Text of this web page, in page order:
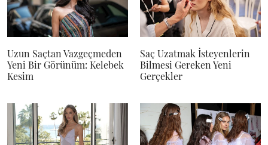
Uzun Saçtan Vazgeçmeden
Yeni Bir Görünüm: Kelebek
Kesim
Saç Uzatmak İsteyenlerin
Bilmesi Gereken Yeni
Gerçekler